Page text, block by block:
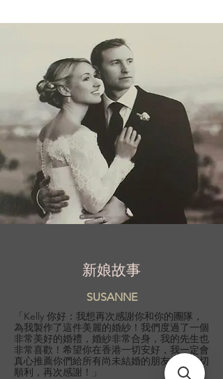
新娘故事
SUSANNE
「Kelly 你好：我想再次感謝你和你的團隊，
為我製作了這件美麗的婚紗！我們度過了一個
非常美好的婚禮，婚紗非常合身，我的先生也
非常喜歡！希望你在香港一切安好，我一定會
真心推薦你們給所有尚未結婚的朋友！祝一切
順利，再次感謝！」